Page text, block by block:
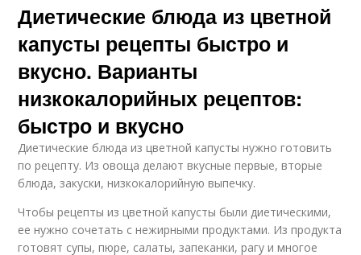
Диетические блюда из цветной
капусты рецепты быстро и
вкусно. Варианты
низкокалорийных рецептов:
быстро и вкусно
Диетические блюда из цветной капусты нужно готовить
по рецепту. Из овоща делают вкусные первые, вторые
блюда, закуски, низкокалорийную выпечку.
Чтобы рецепты из цветной капусты были диетическими,
ее нужно сочетать с нежирными продуктами. Из продукта
готовят супы, пюре, салаты, запеканки, рагу и многое